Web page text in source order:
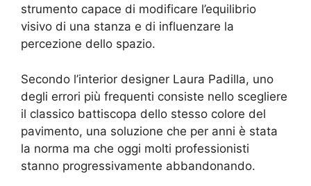
strumento capace di modificare l’equilibrio
visivo di una stanza e di influenzare la
percezione dello spazio.
Secondo l’interior designer Laura Padilla, uno
degli errori più frequenti consiste nello scegliere
il classico battiscopa dello stesso colore del
pavimento, una soluzione che per anni è stata
la norma ma che oggi molti professionisti
stanno progressivamente abbandonando.